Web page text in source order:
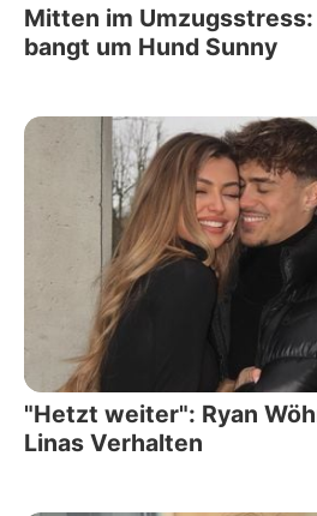
Mitten im Umzugsstress:
bangt um Hund Sunny
"Hetzt weiter": Ryan
Linas Verhalten